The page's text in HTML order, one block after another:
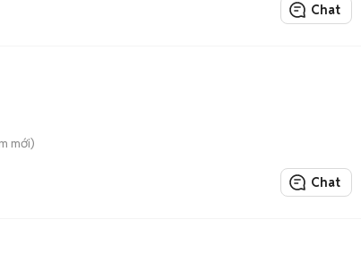
Chat
mới)
Chat